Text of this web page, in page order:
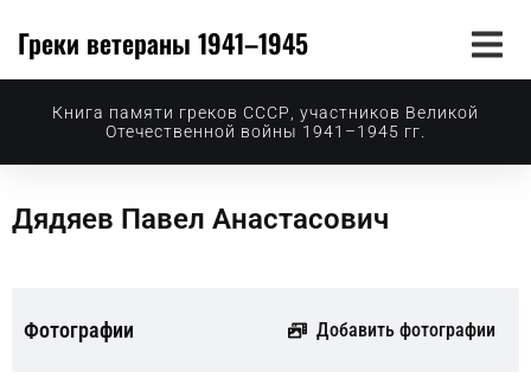
Греки ветераны 1941–1945
Книга памяти греков СССР, участников Великой
Отечественной войны 1941–1945 гг.
Дядяев Павел Анастасович
Фотографии Добавить фотографии